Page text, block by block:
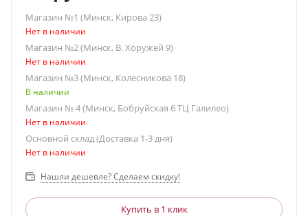
Магазин №1 (Минск, Кирова 23)
Нет в наличии
Магазин №2 (Минск, В. Хоружей 9)
Нет в наличии
Магазин №3 (Минск, Колесникова 18)
В наличии
Магазин № 4 (Минск, Бобруйская 6 ТЦ Галилео)
Нет в наличии
Основной склад (Доставка 1-3 дня)
Нет в наличии
Нашли дешевле? Сделаем скидку!
Купить в 1 клик